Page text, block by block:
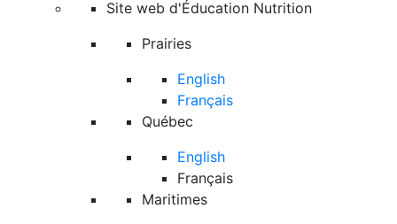
Site web d'Éducation Nutrition
Prairies
English
Français
Québec
English
Français
Maritimes